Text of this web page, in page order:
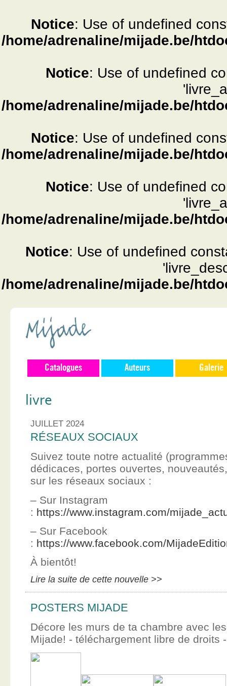
Notice: Use of undefined
/home/adrenaline/mijade.be/
Notice: Use of undefined
/home/adrenaline/mijade.be/
Notice: Use of undefined
/home/adrenaline/mijade.be/
Notice: Use of undefined
/home/adrenaline/mijade.be/
Notice: Use of undefined
/home/adrenaline/mijade.be/
Catalogues Auteurs Galerie
livre
JUILLET 2024
RÉSEAUX SOCIAUX
Suivez toute notre actualité
dédicaces, portes ouvertes,
sur les réseaux sociaux :
– Sur Instagram
: https://www.instagram.com/
– Sur Facebook
: https://www.facebook.com/
À bientôt!
Lire la suite de cette nouvelle >>
POSTERS MIJADE
Décore les murs de ta chambre avec
Mijade! - téléchargement libre de droits -